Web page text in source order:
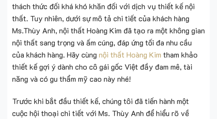
thách thức đối khá khó khăn đối với dịch vụ thiết kế nội
thất. Tuy nhiên, dưới sự mô tả chi tiết của khách hàng
Ms.Thùy Anh, nội thất Hoàng Kim đã tạo ra một không gian
nội thất sang trọng và ấm cúng, đáp ứng tối đa nhu cầu
của khách hàng. Hãy cùng nội thất Hoàng Kim tham khảo
thiết kế gợi ý dành cho cô gái gốc Việt đầy đam mê, tài
năng và có gu thẩm mỹ cao này nhé!
Trước khi bắt đầu thiết kế, chúng tôi đã tiến hành một
cuộc hội thoại chi tiết với Ms. Thùy Anh để hiểu rõ về